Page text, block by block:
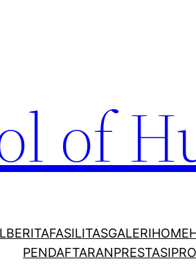
of
BERITAFASILITASGALERIHOME
PENDAFTARANPRESTASI